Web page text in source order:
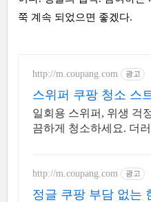
쭉 계속 되었으면 좋겠다.
http://m.coupang.com 광고
스위퍼 쿠팡 청소 스
없는 편안함
일회용 스위퍼, 위생 걱
끔하게 청소하세요. 더
http://m.coupang.com 광고
정글 쿠팡 부담 없는